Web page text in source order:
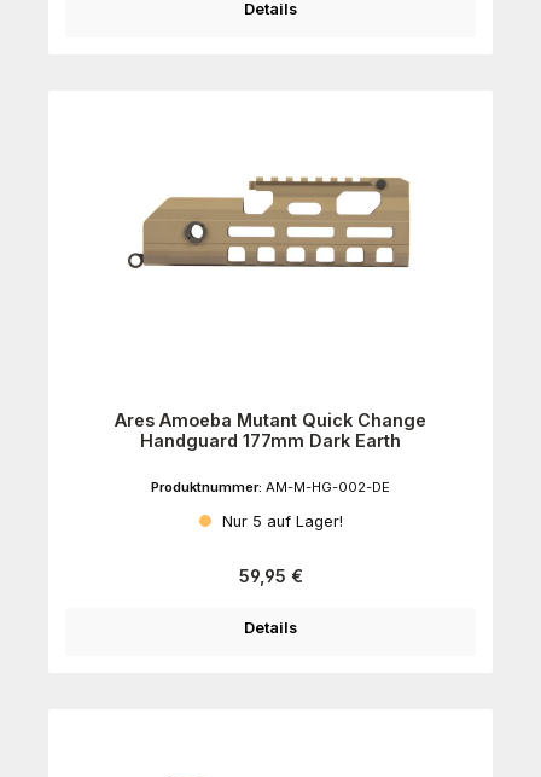
Details
Ares Amoeba Mutant Quick Change
Handguard 177mm Dark Earth
Produktnummer: AM-M-HG-002-DE
Nur 5 auf Lager!
Regulärer Preis:
59,95 €
Details